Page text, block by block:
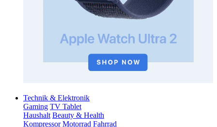
Technik & Elektronik
Gaming TV Tablet
Haushalt Beauty & Health
Kompressor Motorrad Fahrrad